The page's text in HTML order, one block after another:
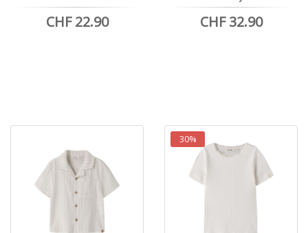
CHF 22.90 CHF 32.90
30%